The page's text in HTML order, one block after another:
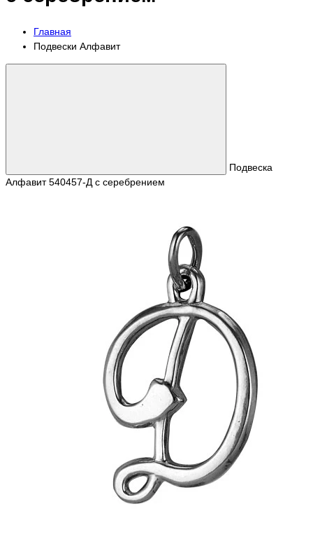
Главная
Подвески Алфавит
Подвеска
Алфавит 540457-Д с серебрением